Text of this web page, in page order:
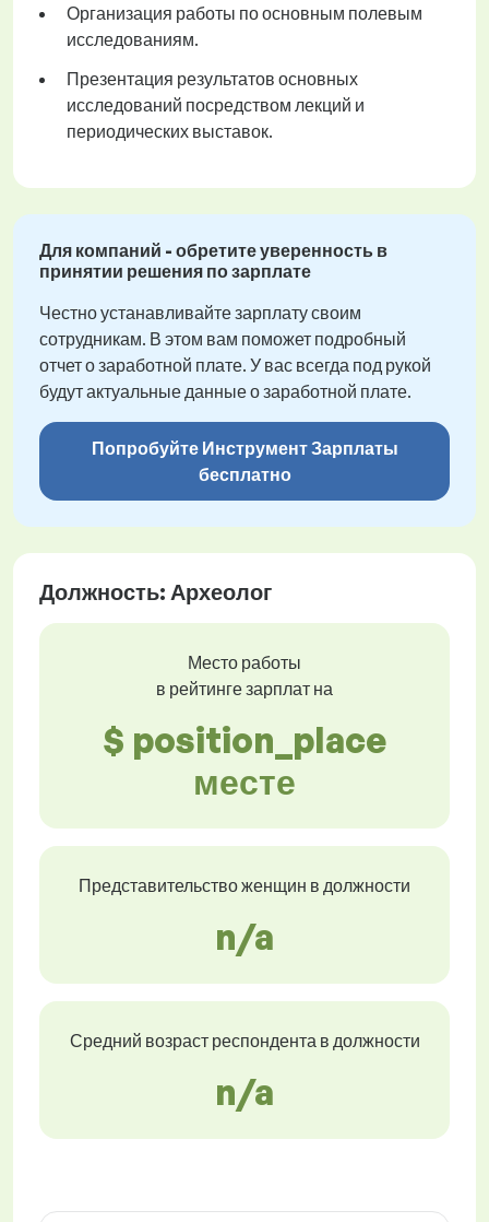
Организация работы по основным полевым
исследованиям.
Презентация результатов основных
исследований посредством лекций и
периодических выставок.
Для компаний - обретите уверенность в
принятии решения по зарплате
Честно устанавливайте зарплату своим
сотрудникам. В этом вам поможет подробный
отчет о заработной плате. У вас всегда под рукой
будут актуальные данные о заработной плате.
Попробуйте Инструмент Зарплаты
бесплатно
Должность: Археолог
Место работы
в рейтинге зарплат на
$ position_place
месте
Представительство женщин в должности
n/a
Средний возраст респондента в должности
n/a